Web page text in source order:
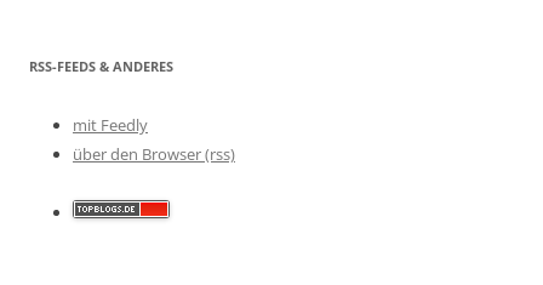
RSS-FEEDS & ANDERES
mit Feedly
über den Browser (rss)